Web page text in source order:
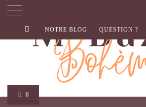
0
NOTRE BLOG QUESTION ?